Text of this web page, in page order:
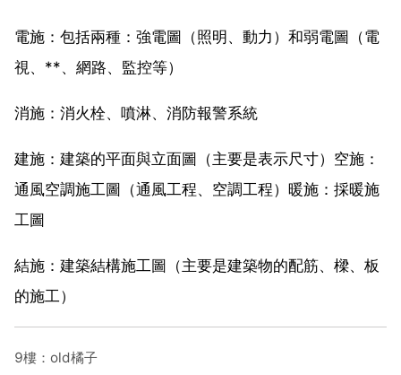
電施：包括兩種：強電圖（照明、動力）和弱電圖（電
視、**、網路、監控等）
消施：消火栓、噴淋、消防報警系統
建施：建築的平面與立面圖（主要是表示尺寸）空施：
通風空調施工圖（通風工程、空調工程）暖施：採暖施
工圖
結施：建築結構施工圖（主要是建築物的配筋、樑、板
的施工）
9樓：old橘子